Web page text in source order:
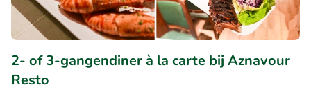
2- of 3-gangendiner à la carte bij Aznavour
Resto